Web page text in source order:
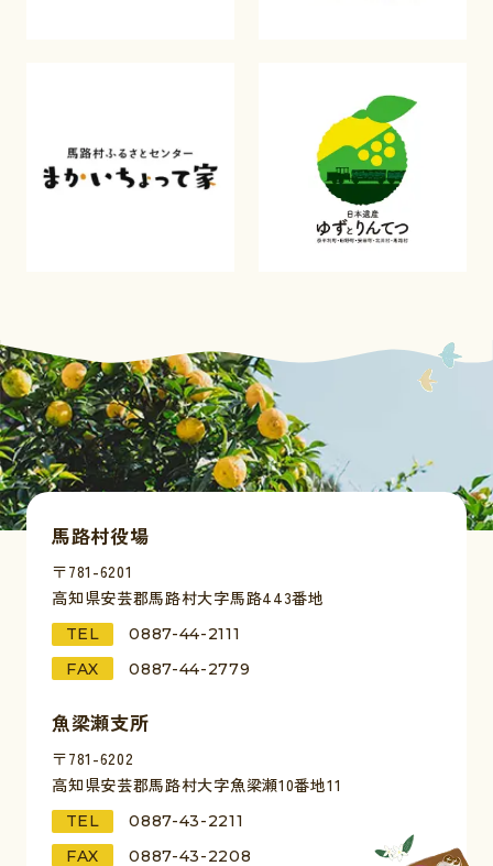
馬路村役場
〒781-6201
高知県安芸郡馬路村大字馬路443番地
TEL
0887-44-2111
FAX
0887-44-2779
魚梁瀬支所
〒781-6202
高知県安芸郡馬路村大字魚梁瀬10番地11
TEL
0887-43-2211
FAX
0887-43-2208